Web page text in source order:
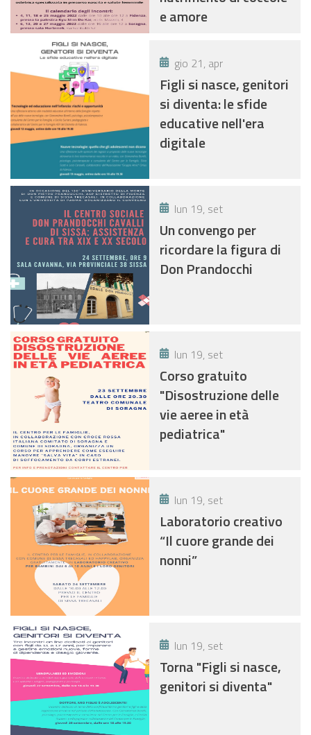
e amore
gio 21, apr
Figli si nasce, genitori
si diventa: le sfide
educative nell'era
digitale
lun 19, set
Un convengo per
ricordare la figura di
Don Prandocchi
lun 19, set
Corso gratuito
"Disostruzione delle
vie aeree in età
pediatrica"
lun 19, set
Laboratorio creativo
“Il cuore grande dei
nonni”
lun 19, set
Torna "Figli si nasce,
genitori si diventa"